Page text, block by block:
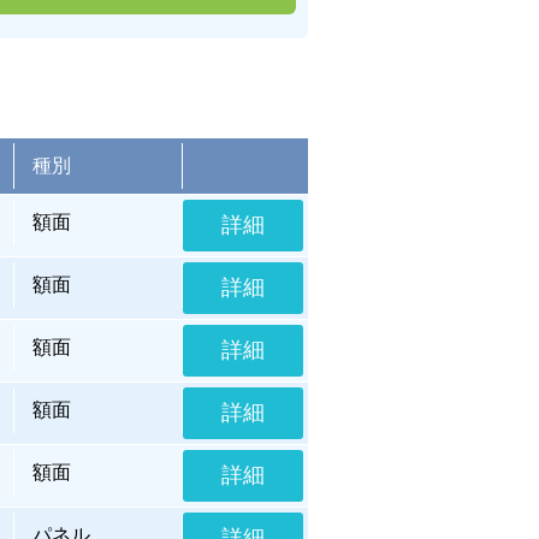
種別
額面 詳細
額面 詳細
額面 詳細
額面 詳細
額面 詳細
パネル